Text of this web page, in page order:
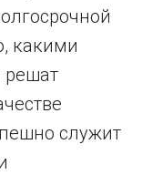
какими
решат
служит